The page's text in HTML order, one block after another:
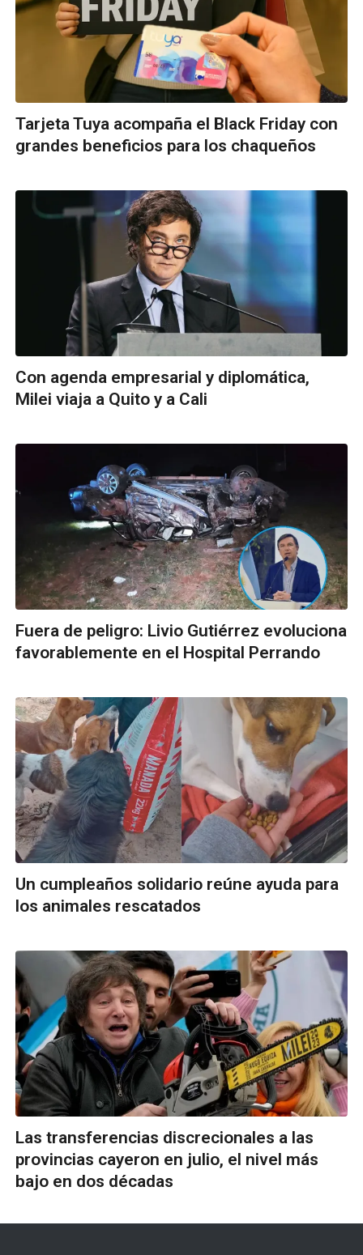
Tarjeta Tuya acompaña el Black Friday con
grandes beneficios para los chaqueños
Con agenda empresarial y diplomática,
Milei viaja a Quito y a Cali
Fuera de peligro: Livio Gutiérrez evoluciona
favorablemente en el Hospital Perrando
Un cumpleaños solidario reúne ayuda para
los animales rescatados
Las transferencias discrecionales a las
provincias cayeron en julio, el nivel más
bajo en dos décadas